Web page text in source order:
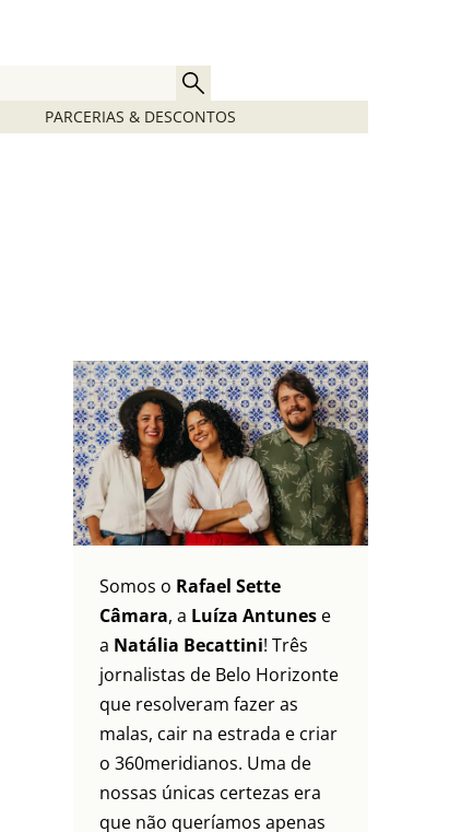
PARCERIAS & DESCONTOS
Somos o Rafael Sette
Câmara, a Luíza Antunes e
a Natália Becattini! Três
jornalistas de Belo Horizonte
que resolveram fazer as
malas, cair na estrada e criar
o 360meridianos. Uma de
nossas únicas certezas era
que não queríamos apenas